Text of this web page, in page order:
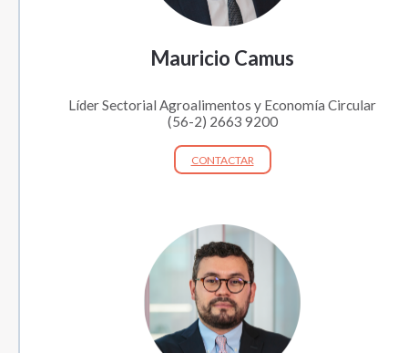
Mauricio Camus
Líder Sectorial Agroalimentos y Economía Circular
(56-2) 2663 9200
CONTACTAR